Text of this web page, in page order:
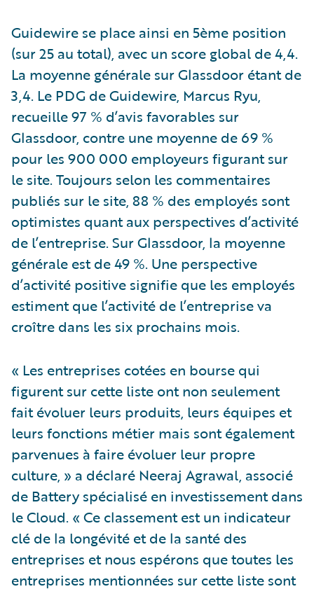
Guidewire se place ainsi en 5ème position
(sur 25 au total), avec un score global de 4,4.
La moyenne générale sur Glassdoor étant de
3,4. Le PDG de Guidewire, Marcus Ryu,
recueille 97 % d’avis favorables sur
Glassdoor, contre une moyenne de 69 %
pour les 900 000 employeurs figurant sur
le site. Toujours selon les commentaires
publiés sur le site, 88 % des employés sont
optimistes quant aux perspectives d’activité
de l’entreprise. Sur Glassdoor, la moyenne
générale est de 49 %. Une perspective
d’activité positive signifie que les employés
estiment que l’activité de l’entreprise va
croître dans les six prochains mois.
« Les entreprises cotées en bourse qui
figurent sur cette liste ont non seulement
fait évoluer leurs produits, leurs équipes et
leurs fonctions métier mais sont également
parvenues à faire évoluer leur propre
culture, » a déclaré Neeraj Agrawal, associé
de Battery spécialisé en investissement dans
le Cloud. « Ce classement est un indicateur
clé de la longévité et de la santé des
entreprises et nous espérons que toutes les
entreprises mentionnées sur cette liste sont